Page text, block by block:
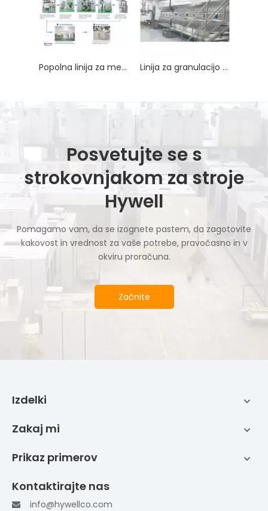
Popolna linija za mešanje prahu | Avtomatski sistem za mešanje prahu Linija za granulacijo začimb
Posvetujte se s
strokovnjakom za stroje
Hywell
Pomagamo vam, da se izognete pastem, da zagotovite
kakovost in vrednost za vaše potrebe, pravočasno in v
okviru proračuna.
Začnite
Izdelki
Zakaj mi
Prikaz primerov
Kontaktirajte nas
 info@hywellco.com